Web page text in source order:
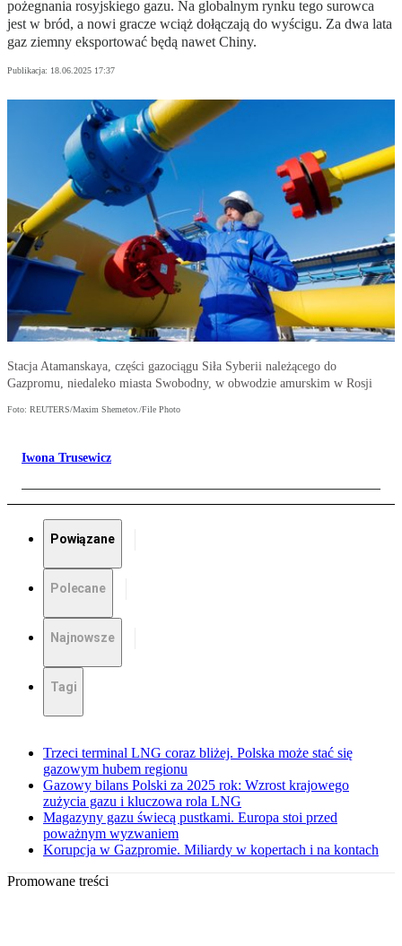
pożegnania rosyjskiego gazu. Na globalnym rynku tego surowca
jest w bród, a nowi gracze wciąż dołączają do wyścigu. Za dwa lata
gaz ziemny eksportować będą nawet Chiny.
Publikacja: 18.06.2025 17:37
Stacja Atamanskaya, części gazociągu Siła Syberii należącego do
Gazpromu, niedaleko miasta Swobodny, w obwodzie amurskim w Rosji
Foto: REUTERS/Maxim Shemetov./File Photo
Iwona Trusewicz
Powiązane
Polecane
Najnowsze
Tagi
Trzeci terminal LNG coraz bliżej. Polska może stać się
gazowym hubem regionu
Gazowy bilans Polski za 2025 rok: Wzrost krajowego
zużycia gazu i kluczowa rola LNG
Magazyny gazu świecą pustkami. Europa stoi przed
poważnym wyzwaniem
Korupcja w Gazpromie. Miliardy w kopertach i na kontach
Promowane treści